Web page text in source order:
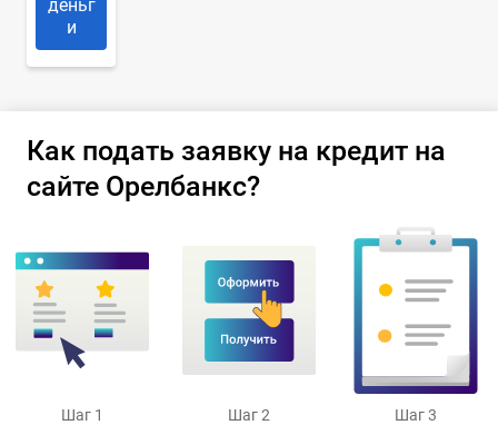
деньг
и
Как подать заявку на кредит на
сайте Орелбанкс?
Шаг 1
Шаг 2
Шаг 3